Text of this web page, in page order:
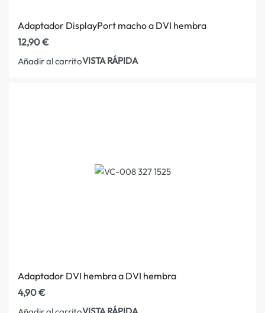
Adaptador DisplayPort macho a DVI hembra
12,90€
Añadir al carritoVISTA RÁPIDA
Adaptador DVI hembra a DVI hembra
4,90€